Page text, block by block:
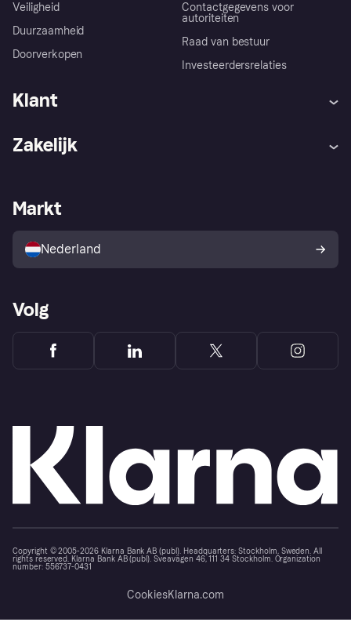
Veiligheid
Duurzaamheid
Doorverkopen
Contactgegevens voor
autoriteiten
Raad van bestuur
Investeerdersrelaties
Klant
Winkeloverzicht
Kopersbescherming voor
consumenten
Zakelijk
Zakelijke login
Markt
Nederland
Volg
Copyright © 2005-2026 Klarna Bank AB (publ). Headquarters: Stockholm, Sweden. All
rights reserved. Klarna Bank AB (publ). Sveavägen 46, 111 34 Stockholm. Organization
number: 556737-0431
CookiesKlarna.com